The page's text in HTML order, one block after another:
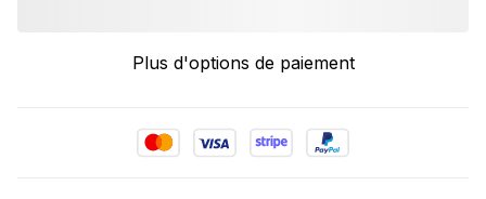
Plus d'options de paiement